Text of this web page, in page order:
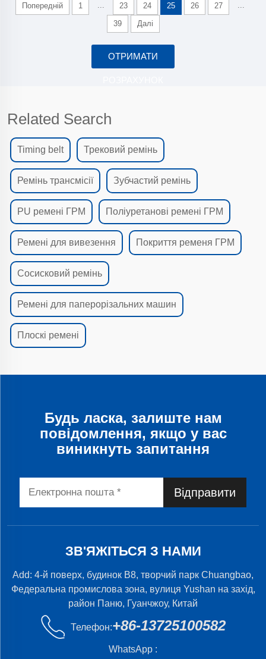
Попередній 1 ... 23 24 25 26 27 ...
39 Далі
ОТРИМАТИ
Related Search
Timing belt Трековий ремінь
Ремінь трансмісії Зубчастий ремінь
PU ремені ГРМ Поліуретанові ремені ГРМ
Ремені для вивезення Покриття ременя ГРМ
Сосисковий ремінь
Ремені для паперорізальних машин
Плоскі ремені
Будь ласка, залиште нам
повідомлення, якщо у вас
виникнуть запитання
Відправити
ЗВ'ЯЖІТЬСЯ З НАМИ
Add: 4-й поверх, будинок B8, творчий парк Chuangbao,
Федеральна промислова зона, вулиця Yushan на захід,
район Паню, Гуанчжоу, Китай
Телефон:+86-13725100582
WhatsApp :